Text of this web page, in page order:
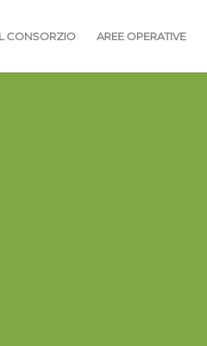
CONSORZIO AREE OPERATIVE